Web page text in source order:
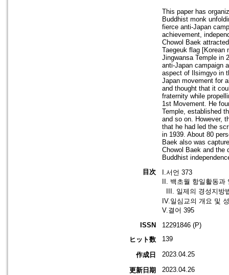
This paper has
Buddhist monk
fierce anti-Japan
achievement,
Chowol Baek
Taegeuk flag [Korean
Jingwansa Temple in
anti-Japan campaign
aspect of Ilsimgyo in
Japan movement for
and thought that it
fraternity while
1st Movement. He
Temple, established
and so on. However,
that he had led the
in 1939. About 80
Baek also was
Chowol Baek and the
Buddhist
目次
I.서언 373
II. 백초월 항일활동과
III. 일제의 경성지방
IV.일심교의 개요 및
V.결어 395
ISSN
12291846 (P)
ヒット数
139
作成日 2023.04.25
更新日期 2023.04.26